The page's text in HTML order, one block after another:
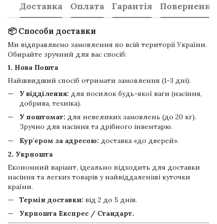
Доставка Оплата Гарантія Повернення
📦 Способи доставки
Ми відправляємо замовлення по всій території України.
Обирайте зручний для вас спосіб:
1. Нова Пошта
Найшвидший спосіб отримати замовлення (1-3 дні).
У відділення: для посилок будь-якої ваги (насіння,
добрива, техніка).
У поштомат: для невеликих замовлень (до 20 кг).
Зручно для насіння та дрібного інвентарю.
Кур'єром за адресою: доставка «до дверей».
2. Укрпошта
Економний варіант, ідеально підходить для доставки
насіння та легких товарів у найвіддаленіші куточки
країни.
Термін доставки: від 2 до 5 днів.
Укрпошта Експрес / Стандарт.